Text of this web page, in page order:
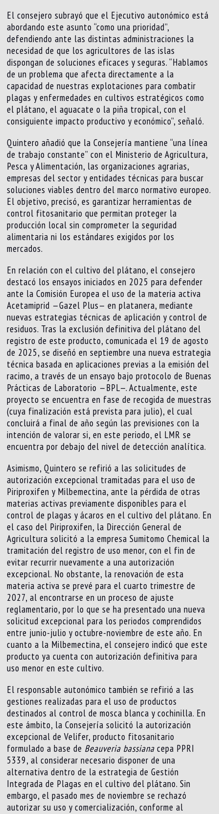
El consejero subrayó que el Ejecutivo autonómico está
abordando este asunto “como una prioridad”,
defendiendo ante las distintas administraciones la
necesidad de que los agricultores de las islas
dispongan de soluciones eficaces y seguras. “Hablamos
de un problema que afecta directamente a la
capacidad de nuestras explotaciones para combatir
plagas y enfermedades en cultivos estratégicos como
el plátano, el aguacate o la piña tropical, con el
consiguiente impacto productivo y económico”, señaló.
Quintero añadió que la Consejería mantiene “una línea
de trabajo constante” con el Ministerio de Agricultura,
Pesca y Alimentación, las organizaciones agrarias,
empresas del sector y entidades técnicas para buscar
soluciones viables dentro del marco normativo europeo.
El objetivo, precisó, es garantizar herramientas de
control fitosanitario que permitan proteger la
producción local sin comprometer la seguridad
alimentaria ni los estándares exigidos por los
mercados.
En relación con el cultivo del plátano, el consejero
destacó los ensayos iniciados en 2025 para defender
ante la Comisión Europea el uso de la materia activa
Acetamiprid —Gazel Plus— en platanera, mediante
nuevas estrategias técnicas de aplicación y control de
residuos. Tras la exclusión definitiva del plátano del
registro de este producto, comunicada el 19 de agosto
de 2025, se diseñó en septiembre una nueva estrategia
técnica basada en aplicaciones previas a la emisión del
racimo, a través de un ensayo bajo protocolo de Buenas
Prácticas de Laboratorio —BPL—. Actualmente, este
proyecto se encuentra en fase de recogida de muestras
(cuya finalización está prevista para julio), el cual
concluirá a final de año según las previsiones con la
intención de valorar si, en este periodo, el LMR se
encuentra por debajo del nivel de detección analítica.
Asimismo, Quintero se refirió a las solicitudes de
autorización excepcional tramitadas para el uso de
Piriproxifen y Milbemectina, ante la pérdida de otras
materias activas previamente disponibles para el
control de plagas y ácaros en el cultivo del plátano. En
el caso del Piriproxifen, la Dirección General de
Agricultura solicitó a la empresa Sumitomo Chemical la
tramitación del registro de uso menor, con el fin de
evitar recurrir nuevamente a una autorización
excepcional. No obstante, la renovación de esta
materia activa se prevé para el cuarto trimestre de
2027, al encontrarse en un proceso de ajuste
reglamentario, por lo que se ha presentado una nueva
solicitud excepcional para los periodos comprendidos
entre junio-julio y octubre-noviembre de este año. En
cuanto a la Milbemectina, el consejero indicó que este
producto ya cuenta con autorización definitiva para
uso menor en este cultivo.
El responsable autonómico también se refirió a las
gestiones realizadas para el uso de productos
destinados al control de mosca blanca y cochinilla. En
este ámbito, la Consejería solicitó la autorización
excepcional de Velifer, producto fitosanitario
formulado a base de Beauveria bassiana cepa PPRI
5339, al considerar necesario disponer de una
alternativa dentro de la estrategia de Gestión
Integrada de Plagas en el cultivo del plátano. Sin
embargo, el pasado mes de noviembre se rechazó
autorizar su uso y comercialización, conforme al